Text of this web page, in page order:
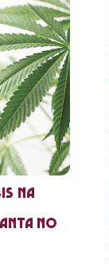
na
no